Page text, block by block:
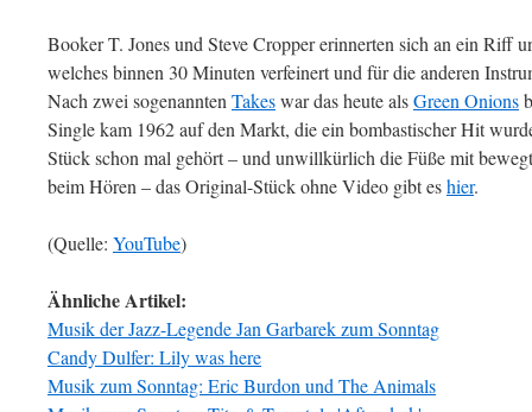
Booker T. Jones und Steve Cropper erinnerten sich an ein Riff
welches binnen 30 Minuten verfeinert und für die anderen
Nach zwei sogenannten Takeswar das heute alsGreen Onions
Single kam 1962 auf den Markt, die ein bombastischer Hit
Stück schon mal gehört – und unwillkürlich die Füße mit
beim Hören – das Original-Stück ohne Video gibt eshier.
(Quelle: YouTube)
Ähnliche Artikel:
Musik der Jazz-Legende Jan Garbarek zum Sonntag
Candy Dulfer: Lily was here
Musik zum Sonntag: Eric Burdon und The Animals